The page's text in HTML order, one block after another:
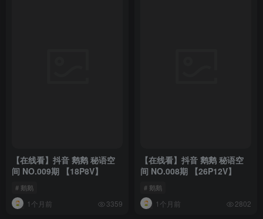
【在线看】抖音 鹅鹅 秘语空
间 NO.009期 【18P8V】
# 鹅鹅
1个月前 3359
【在线看】抖音 鹅鹅 秘语空
间 NO.008期 【26P12V】
# 鹅鹅
1个月前 2802